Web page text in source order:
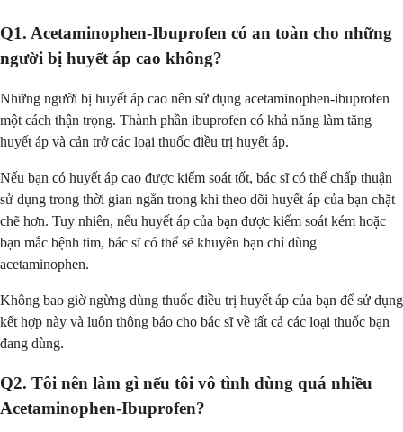
Q1. Acetaminophen-Ibuprofen có an toàn cho những
người bị huyết áp cao không?
Những người bị huyết áp cao nên sử dụng acetaminophen-ibuprofen
một cách thận trọng. Thành phần ibuprofen có khả năng làm tăng
huyết áp và cản trở các loại thuốc điều trị huyết áp.
Nếu bạn có huyết áp cao được kiểm soát tốt, bác sĩ có thể chấp thuận
sử dụng trong thời gian ngắn trong khi theo dõi huyết áp của bạn chặt
chẽ hơn. Tuy nhiên, nếu huyết áp của bạn được kiểm soát kém hoặc
bạn mắc bệnh tim, bác sĩ có thể sẽ khuyên bạn chỉ dùng
acetaminophen.
Không bao giờ ngừng dùng thuốc điều trị huyết áp của bạn để sử dụng
kết hợp này và luôn thông báo cho bác sĩ về tất cả các loại thuốc bạn
đang dùng.
Q2. Tôi nên làm gì nếu tôi vô tình dùng quá nhiều
Acetaminophen-Ibuprofen?